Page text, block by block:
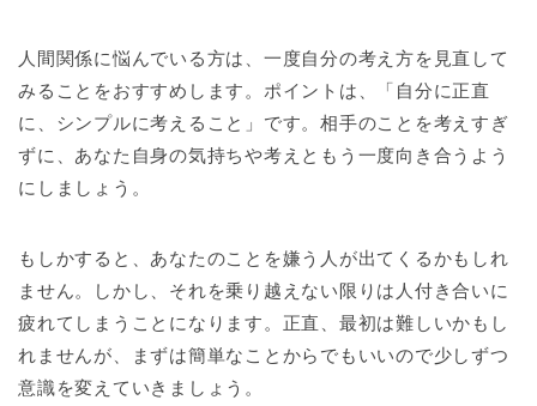
人間関係に悩んでいる方は、一度自分の考え方を見直して
みることをおすすめします。ポイントは、「自分に正直
に、シンプルに考えること」です。相手のことを考えすぎ
ずに、あなた自身の気持ちや考えともう一度向き合うよう
にしましょう。
もしかすると、あなたのことを嫌う人が出てくるかもしれ
ません。しかし、それを乗り越えない限りは人付き合いに
疲れてしまうことになります。正直、最初は難しいかもし
れませんが、まずは簡単なことからでもいいので少しずつ
意識を変えていきましょう。